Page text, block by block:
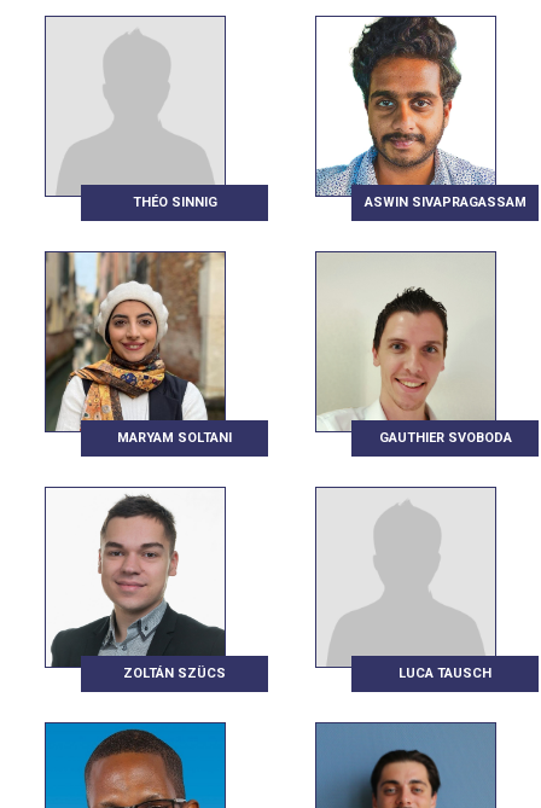
THÉO SINNIG ASWIN SIVAPRAGASSAM
MARYAM SOLTANI GAUTHIER SVOBODA
ZOLTÁN SZÜCS LUCA TAUSCH